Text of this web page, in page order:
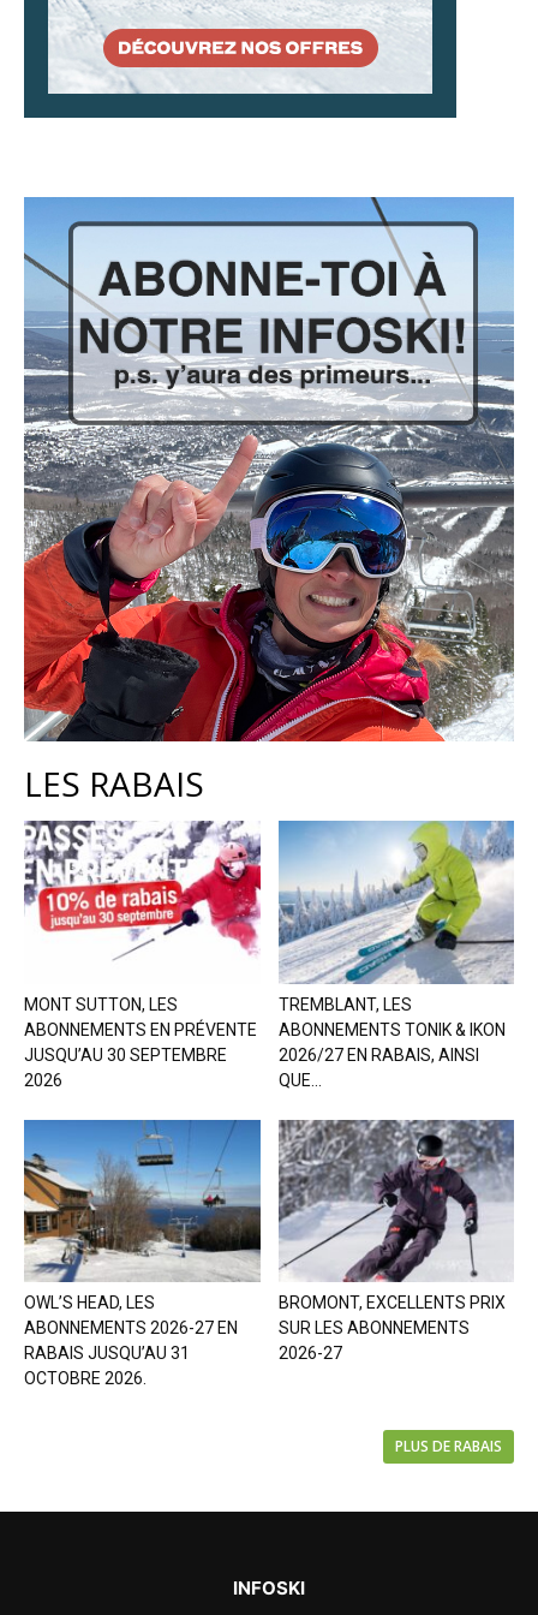
LES RABAIS
MONT SUTTON, LES
ABONNEMENTS EN PRÉVENTE
JUSQU’AU 30 SEPTEMBRE
2026
TREMBLANT, LES
ABONNEMENTS TONIK & IKON
2026/27 EN RABAIS, AINSI
QUE...
OWL’S HEAD, LES
ABONNEMENTS 2026-27 EN
RABAIS JUSQU’AU 31
OCTOBRE 2026.
BROMONT, EXCELLENTS PRIX
SUR LES ABONNEMENTS
2026-27
PLUS DE RABAIS
INFOSKI